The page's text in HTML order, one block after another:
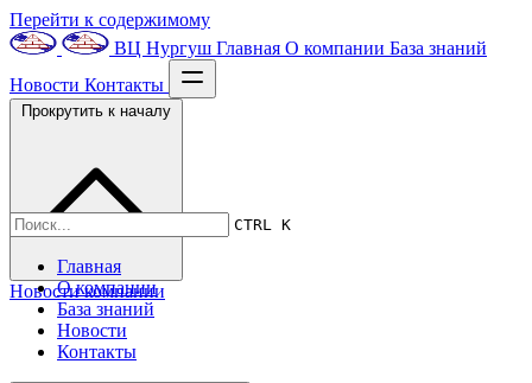
Перейти к содержимому
ВЦ Нургуш Главная О компании База знаний
Новости Контакты
CTRL K
Главная
О компании
База знаний
Новости
Контакты
Прокрутить к началу
Новости компании